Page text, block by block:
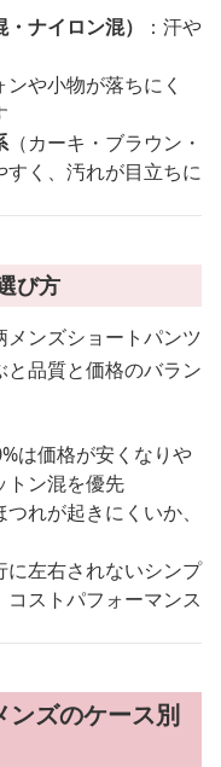
ナイロン混）
：汗や
や小物が落ちにく
（カーキ・ブラウン・
く、汚れが目立ちに
び方
メンズショートパンツ
品質と価格のバラン
は価格が安くなりや
トン混を優先
れが起きにくいか、
に左右されないシンプ
ストパフォーマンス
ンズのケース別